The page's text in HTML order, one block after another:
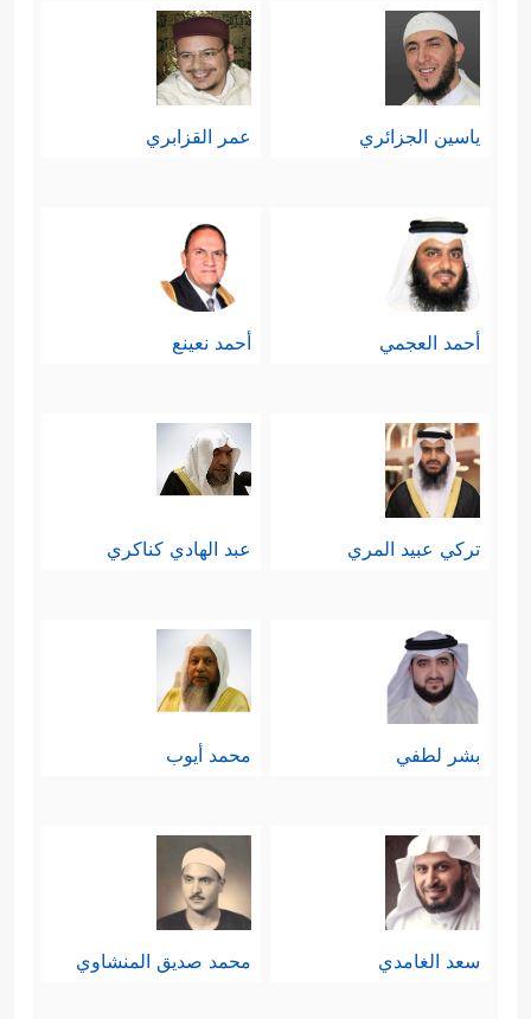
ياسين الجزائري عمر القزابري
أحمد العجمي أحمد نعينع
تركي عبيد المري عبد الهادي كناكري
بشر لطفي محمد أيوب
سعد الغامدي محمد صديق المنشاوي